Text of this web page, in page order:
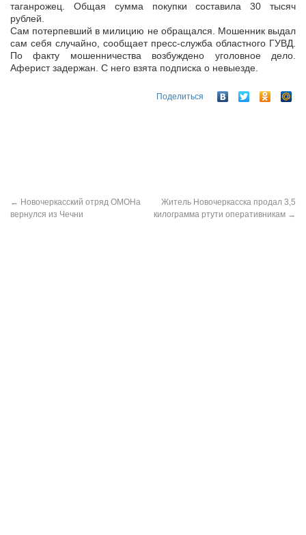
таганрожец. Общая сумма покупки составила 30 тысяч
рублей.
Сам потерпевший в милицию не обращался. Мошенник выдал
сам себя случайно, сообщает пресс-служба областного ГУВД.
По факту мошенничества возбуждено уголовное дело.
Аферист задержан. С него взята подписка о невыезде.
Поделиться
← Новочеркасский отряд ОМОНа
вернулся из Чечни
Житель Новочеркасска продал 3,5
килограмма ртути оперативникам →